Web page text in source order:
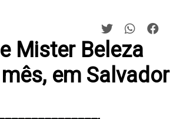
Mister Beleza
em Salvador